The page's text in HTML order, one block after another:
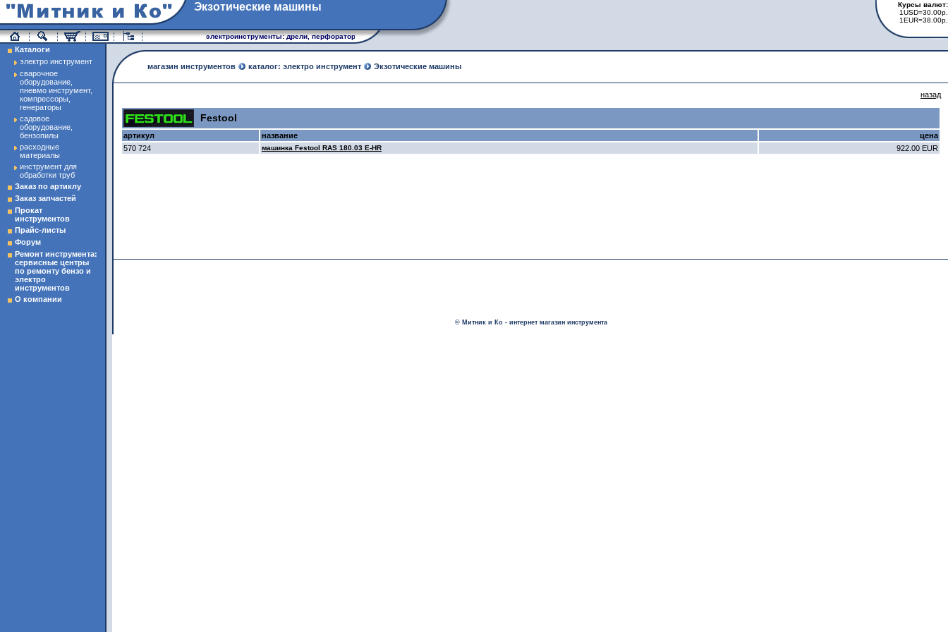
Экзотические машины
электроинструменты: дрели, перфораторы, рубанки, лобзики, углошлифовальные машины
магазин инструменты
магазин инструментов каталог: электро инструмент Экзотические машины
назад
Festool
артикул название
цена
570 724
машинка Festool RAS 180.03 E-HR 922.00 EUR
© Митник и Ко - интернет магазин инструмента
Курсы валют:
1USD=30.00р.
1EUR=38.00р.
Каталоги
электро инструмент
сварочное
оборудование,
пневмо инструмент,
компрессоры,
генераторы
садовое
оборудование,
бензопилы
расходные
материалы
инструмент для
обработки труб
Заказ по артиклу
Заказ запчастей
Прокат
инструментов
Прайс-листы
Форум
Ремонт инструмента:
сервисные центры
по ремонту бензо и
электро
инструментов
О компании